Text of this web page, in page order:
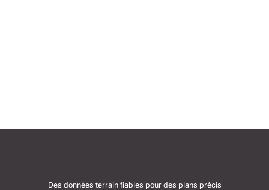
Des données terrain fiables pour des plans précis